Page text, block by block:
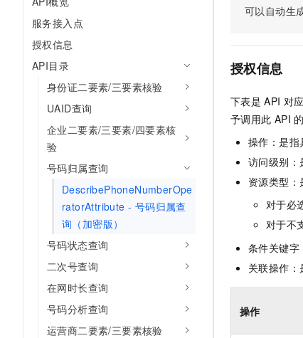
服务接入点
授权信息
API目录
身份证二要素/三要素核验
UAID查询
企业二要素/三要素/四要素核
验
号码归属查询
DescribePhoneNumberOpe
ratorAttribute - 号码归属查
询（加密版）
号码状态查询
二次号查询
在网时长查询
号码分析查询
运营商二要素/三要素核验
可以自动生
授权信息
下表是 API 对
予调用此 API
操作：是指
访问级别：
资源类型：
对于必
对于不
条件关键字
关联操作：
操作
迁移与运维管理
专有云